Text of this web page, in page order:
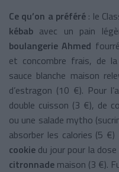
Ce qu’on a préféré : le
kébab avec un pain
boulangerie Ahmed
et concombre frais, de
sauce blanche maison
d’estragon (10 €). Pour
double cuisson (3 €), de
ou une salade mytho
absorber les calories (5
cookie du jour pour la
citronnade maison (3 €).